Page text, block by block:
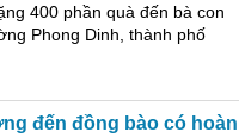
400 phần quà đến bà con
Phong Dinh, thành phố
đến đồng bào có hoàn